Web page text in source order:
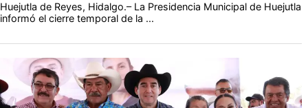
Huejutla de Reyes, Hidalgo.– La Presidencia Municipal de Huejutla
informó el cierre temporal de la ...